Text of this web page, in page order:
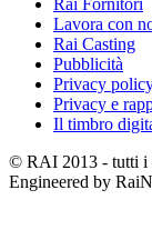
Rai Fornitori
Lavora con
Rai Casting
Pubblicità
Privacy
Privacy e
Il timbro
© RAI 2013 - tutti i
Engineered by